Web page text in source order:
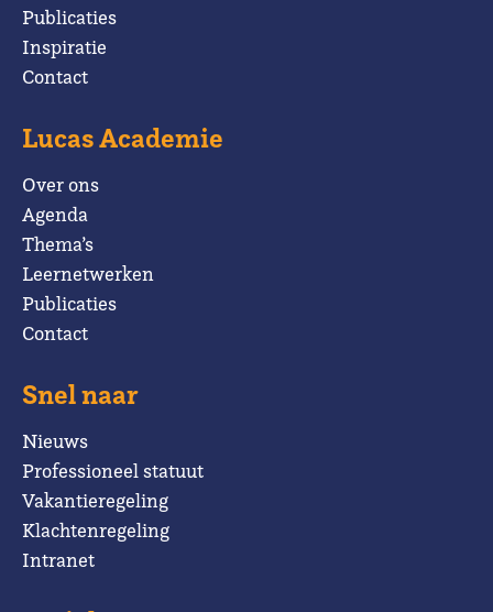
Publicaties
Inspiratie
Contact
Lucas Academie
Over ons
Agenda
Thema’s
Leernetwerken
Publicaties
Contact
Snel naar
Nieuws
Professioneel statuut
Vakantieregeling
Klachtenregeling
Intranet